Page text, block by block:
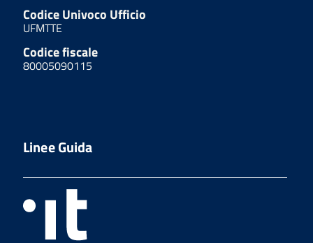
Codice Univoco Ufficio
UFMTTE
Codice fiscale
80005090115
Linee Guida